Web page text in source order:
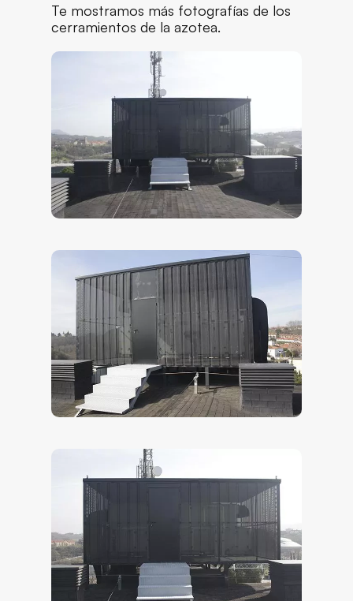
Te mostramos más fotografías de los
cerramientos de la azotea.